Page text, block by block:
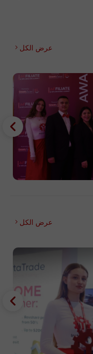
عرض الكل
عرض الكل